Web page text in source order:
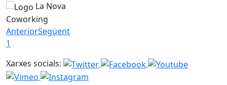
La Nova
Coworking
AnteriorSegüent
1
Xarxes socials: